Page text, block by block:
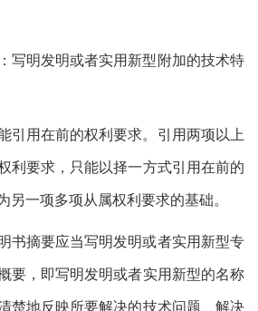
写明发明或者实用新型附加的技术特
引用在前的权利要求。引用两项以上
利要求，只能以择一方式引用在前的
另一项多项从属权利要求的基础。
摘要应当写明发明或者实用新型专
要，即写明发明或者实用新型的名称
楚地反映所要解决的技术问题、解决